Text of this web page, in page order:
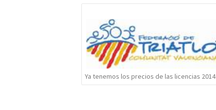
Ya tenemos los precios de las licencias 2014